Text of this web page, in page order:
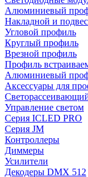
Алюминиевый
Накладной и
Угловой профиль
Круглый профиль
Врезной профиль
Профиль
Алюминиевый
Аксессуары для
Управление светом
Серия ICLED PRO
Серия JM
Контроллеры
Диммеры
Усилители
Декодеры DMX 512